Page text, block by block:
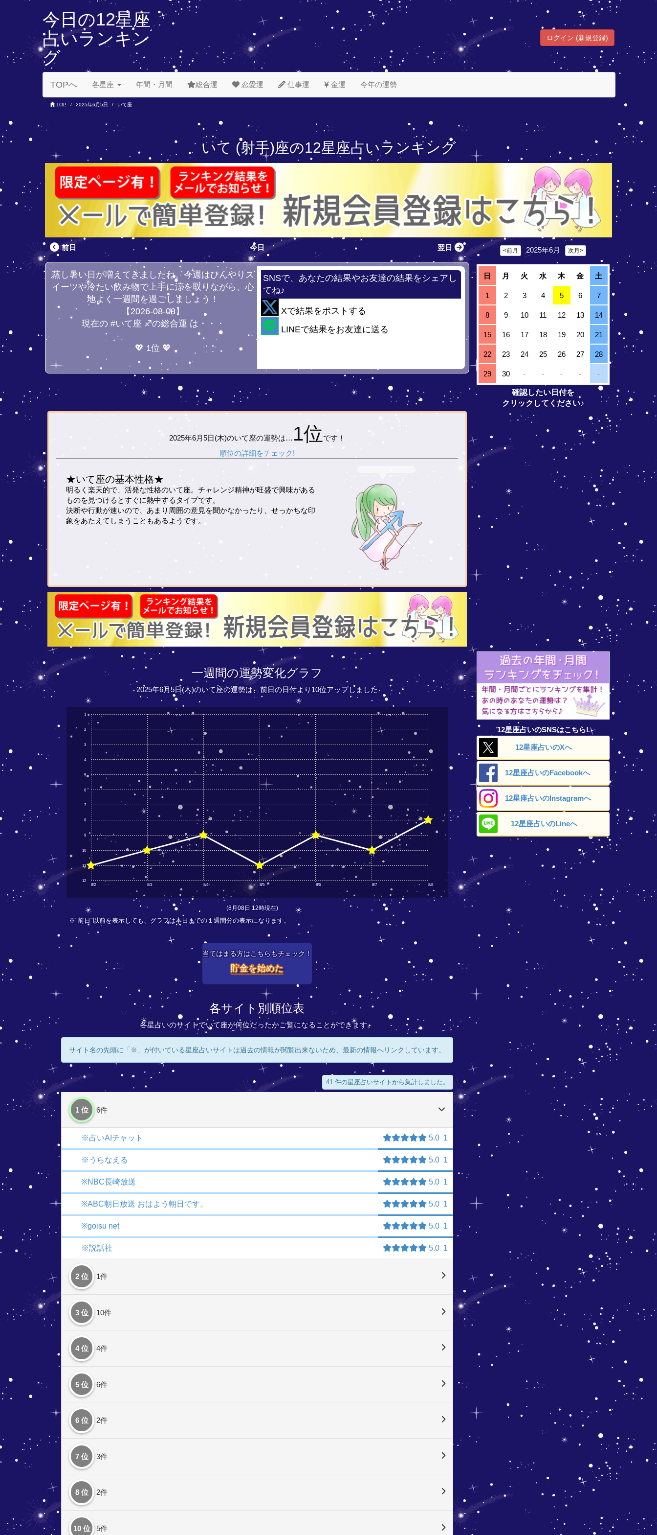
今日の12星座
占いランキン
グ
ログイン (新規登録)
TOPへ 各星座 年間・月間 総合運 恋愛運 仕事運 金運 今年の運勢
TOP 2025年6月5日 いて座
いて (射手)座の12星座占いランキング
前日 今日 翌日
蒸し暑い日が増えてきましたね。今週はひんやりス
イーツや冷たい飲み物で上手に涼を取りながら、心
地よく一週間を過ごしましょう！
【2026-08-08】
現在の #いて座 ♐の総合運 は・・・
💖 1位 💖
SNSで、あなたの結果やお友達の結果をシェアし
てね♪
Xで結果をポストする
LINEで結果をお友達に送る
2025年6月5日(木)のいて座の運勢は… 1位 です！
順位の詳細をチェック!
★いて座の基本性格★
明るく楽天的で、活発な性格のいて座。チャレンジ精神が旺盛で興味がある
ものを見つけるとすぐに熱中するタイプです。
決断や行動が速いので、あまり周囲の意見を聞かなかったり、せっかちな印
象をあたえてしまうこともあるようです。
<前月 2025年6月 次月>
日 月 火 水 木 金 土
1 2 3 4 5 6 7
8 9 10 11 12 13 14
15 16 17 18 19 20 21
22 23 24 25 26 27 28
29 30 - - - - -
確認したい日付を
クリックしてください♪
一週間の運勢変化グラフ
2025年6月5日(木)のいて座の運勢は、 前日の日付より 10位アップしました
8/2 8/3 8/4 8/5 8/6 8/7 8/8
12
11
10
9
8
7
6
5
4
3
2
1
(8月08日 12時現在)
※"前日"以前を表示しても、グラフは本日までの１週間分の表示になります。
当てはまる方はこちらもチェック！
貯金を始めた
各サイト別順位表
各星占いのサイトでいて座が何位だったかご覧になることができます。
サイト名の先頭に「※」が付いている星座占いサイトは過去の情報が閲覧出来ないため、最新の情報へリンクしています。
41 件の星座占いサイトから集計しました。
1 位 6件
※占いAIチャット 5.0 1
※うらなえる 5.0 1
※NBC長崎放送 5.0 1
※ABC朝日放送 おはよう朝日です。 5.0 1
※goisu net 5.0 1
※説話社 5.0 1
2 位 1件
3 位 10件
4 位 4件
5 位 6件
6 位 2件
7 位 3件
8 位 2件
10 位 5件
12星座占いのSNSはこちら!
12星座占いのXへ
12星座占いのFacebookへ
12星座占いのInstagramへ
12星座占いのLineへ